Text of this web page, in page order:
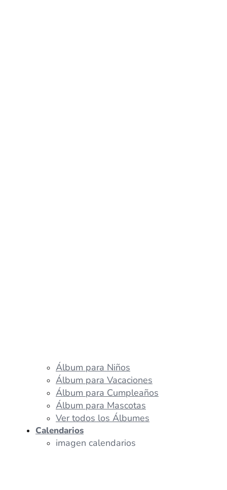
Álbum para Niños
Álbum para Vacaciones
Álbum para Cumpleaños
Álbum para Mascotas
Ver todos los Álbumes
Calendarios
imagen calendarios